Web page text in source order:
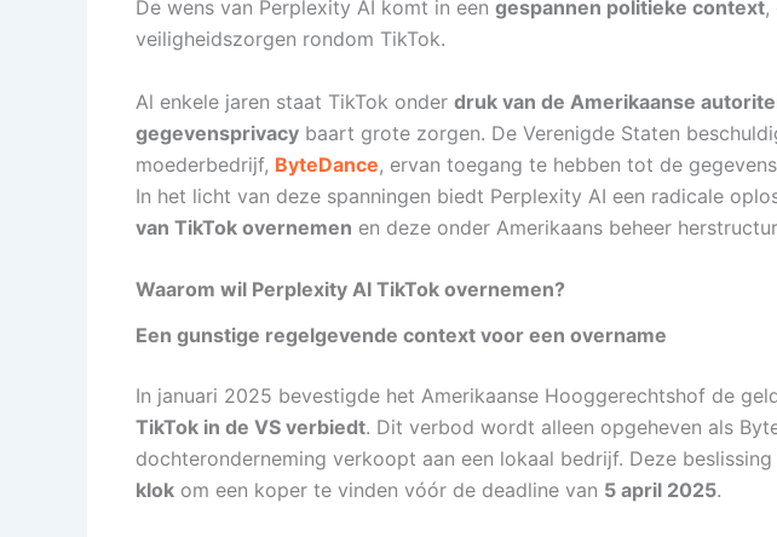
De wens van Perplexity AI komt in een gespannen politieke context,
veiligheidszorgen rondom TikTok.
Al enkele jaren staat TikTok onder druk van de Amerikaanse
gegevensprivacy baart grote zorgen. De Verenigde Staten
moederbedrijf, ByteDance, ervan toegang te hebben tot de
In het licht van deze spanningen biedt Perplexity AI een radicale
van TikTok overnemen en deze onder Amerikaans beheer
Waarom wil Perplexity AI TikTok overnemen?
Een gunstige regelgevende context voor een overname
In januari 2025 bevestigde het Amerikaanse Hooggerechtshof de
TikTok in de VS verbiedt. Dit verbod wordt alleen opgeheven als
dochteronderneming verkoopt aan een lokaal bedrijf. Deze
klok om een koper te vinden vóór de deadline van 5 april 2025.